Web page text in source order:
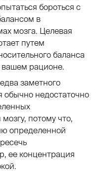
бороться с
в
мозга. Целевая
путем
баланса
рационе.
заметного
обычно недостаточно
потому что,
определенной
ее концентрация